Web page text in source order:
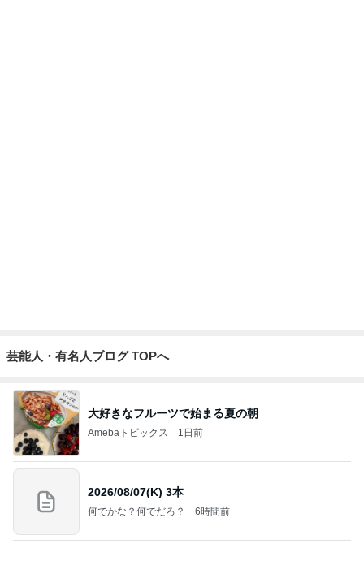
芸能人・有名人ブログ TOPへ
大好きなフルーツで始まる夏の朝
Amebaトピックス 1日前
2026/08/07(K) 3本
何でかな？何でだろ？ 6時間前